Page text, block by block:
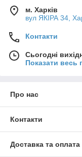
м. Харків
вул ЯКІРА 34,
Контакти
Сьогодні
Показати весь
Про нас
Контакти
Доставка та оплата